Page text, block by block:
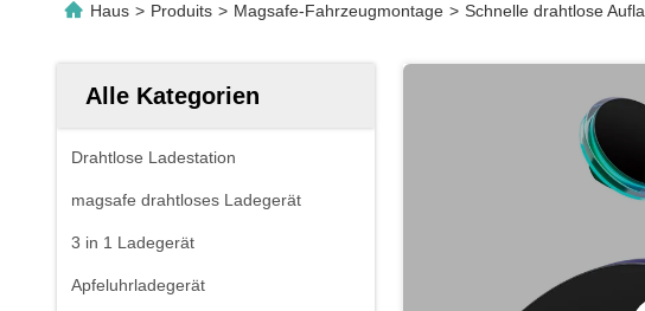
Haus > Produits > Magsafe-Fahrzeugmontage > Schnelle drahtlose
Alle Kategorien
Drahtlose Ladestation
magsafe drahtloses Ladegerät
3 in 1 Ladegerät
Apfeluhrladegerät